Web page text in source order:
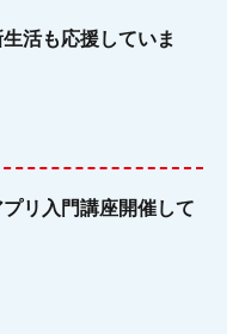
活も応援していま
リ入門講座開催して